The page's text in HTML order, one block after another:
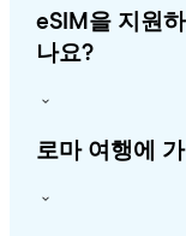
eSIM을 지원
나요?
로마 여행에